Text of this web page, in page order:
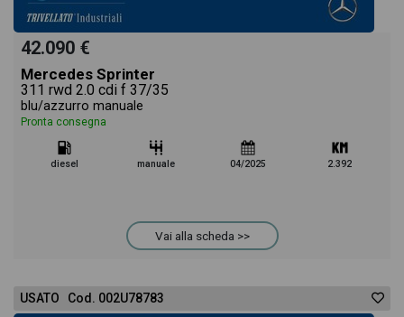
42.090 €
Mercedes Sprinter
311 rwd 2.0 cdi f 37/35
blu/azzurro manuale
Pronta consegna
diesel manuale 04/2025 2.392
Vai alla scheda >>
USATO Cod. 002U78783